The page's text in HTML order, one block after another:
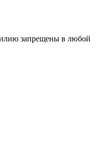
запрещены в любой